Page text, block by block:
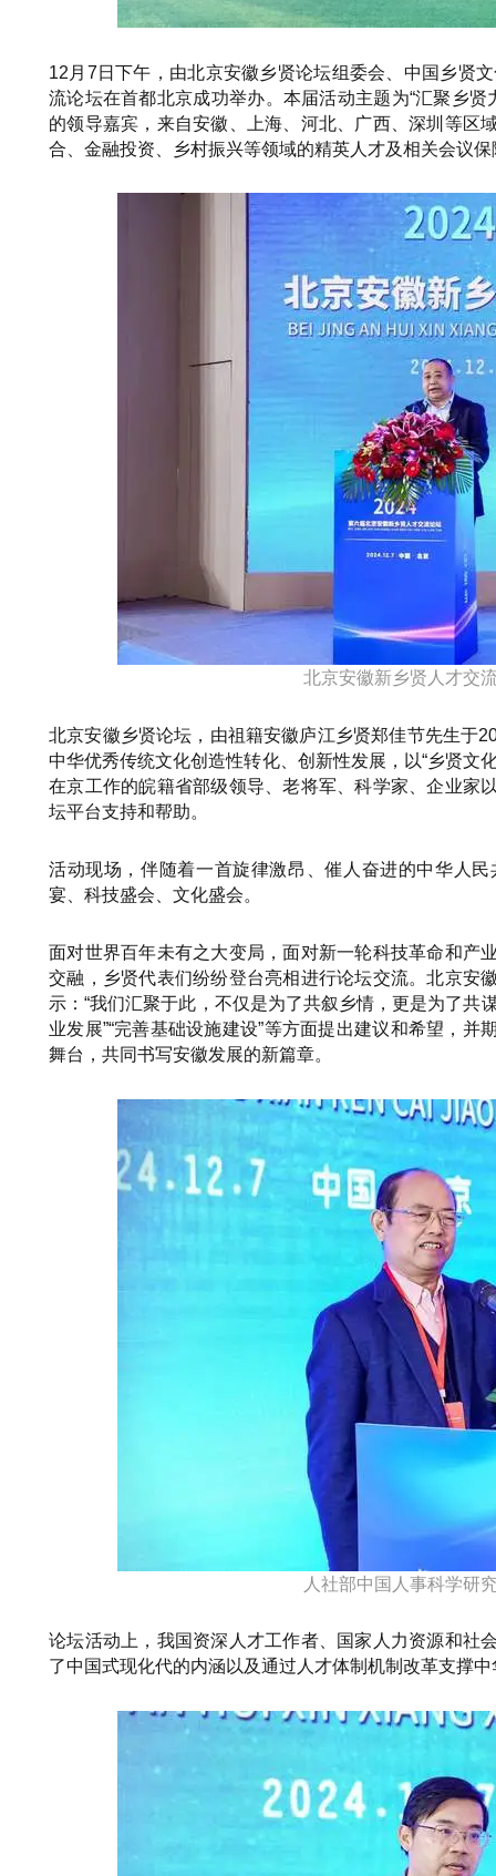
12月7日下午，由北京安徽乡贤论坛组委会、中国乡贤
流论坛在首都北京成功举办。本届活动主题为“汇聚乡
的领导嘉宾，来自安徽、上海、河北、广西、深圳等区
合、金融投资、乡村振兴等领域的精英人才及相关会议
北京安徽新乡贤人才交
北京安徽乡贤论坛，由祖籍安徽庐江乡贤郑佳节先生于
中华优秀传统文化创造性转化、创新性发展，以“乡贤文
在京工作的皖籍省部级领导、老将军、科学家、企业家
坛平台支持和帮助。
活动现场，伴随着一首旋律激昂、催人奋进的中华人
宴、科技盛会、文化盛会。
面对世界百年未有之大变局，面对新一轮科技革命和产
交融，乡贤代表们纷纷登台亮相进行论坛交流。北京安
示：“我们汇聚于此，不仅是为了共叙乡情，更是为了共
业发展”“完善基础设施建设”等方面提出建议和希望，
舞台，共同书写安徽发展的新篇章。
人社部中国人事科学研
论坛活动上，我国资深人才工作者、国家人力资源和社
了中国式现化代的内涵以及通过人才体制机制改革支撑